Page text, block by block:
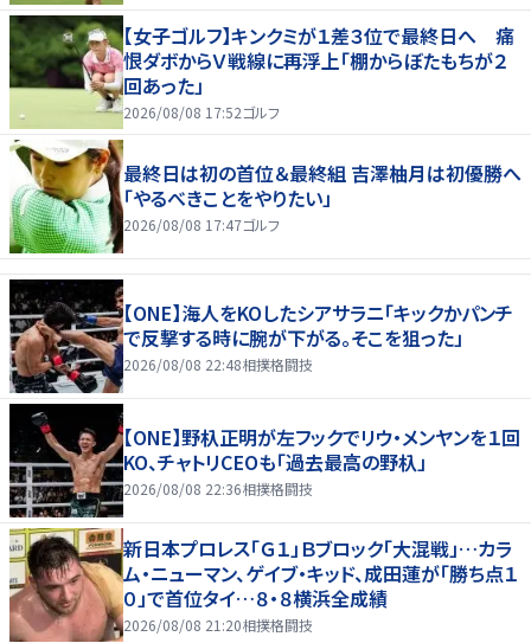
【女子ゴルフ】キンクミが１差３位で最終日へ 痛
恨ダボからＶ戦線に再浮上「棚からぼたもちが２
回あった」
2026/08/08 17:52ゴルフ
最終日は初の首位＆最終組 吉澤柚月は初優勝へ
「やるべきことをやりたい」
2026/08/08 17:47ゴルフ
【ONE】海人をKOしたシアサラニ「キックかパンチ
で反撃する時に腕が下がる。そこを狙った」
2026/08/08 22:48相撲格闘技
【ONE】野杁正明が左フックでリウ・メンヤンを１回
KO、チャトリCEOも「過去最高の野杁」
2026/08/08 22:36相撲格闘技
新日本プロレス「Ｇ１」Ｂブロック「大混戦」…カラ
ム・ニューマン、ゲイブ・キッド、成田蓮が「勝ち点１
０」で首位タイ…８・８横浜全成績
2026/08/08 21:20相撲格闘技